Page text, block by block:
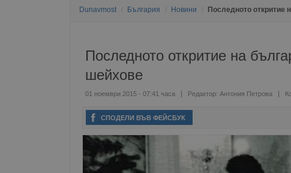
Dunavmost България Новини Последното откритие
Последното откритие на
шейхове
01 ноември 2015 - 07:41 часа Редактор: Антония Петрова
СПОДЕЛИ ВЪВ ФЕЙСБУК